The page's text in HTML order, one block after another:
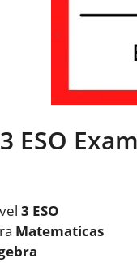
ESO
3 ESO
Matematicas